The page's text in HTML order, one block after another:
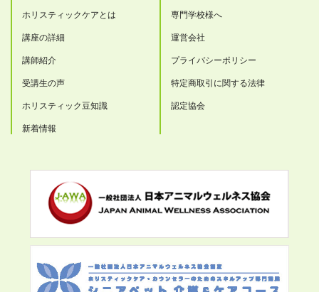
ホリスティックケアとは
講座の詳細
講師紹介
受講生の声
ホリスティック豆知識
新着情報
専門学校様へ
運営会社
プライバシーポリシー
特定商取引に関する法律
認定協会